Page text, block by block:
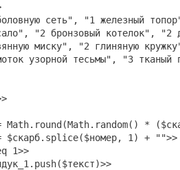
сеть", "1 железный
"2 бронзовый котелок", "2
миску", "2 глиняную
узорной тесьмы", "3 тканый
*
1)